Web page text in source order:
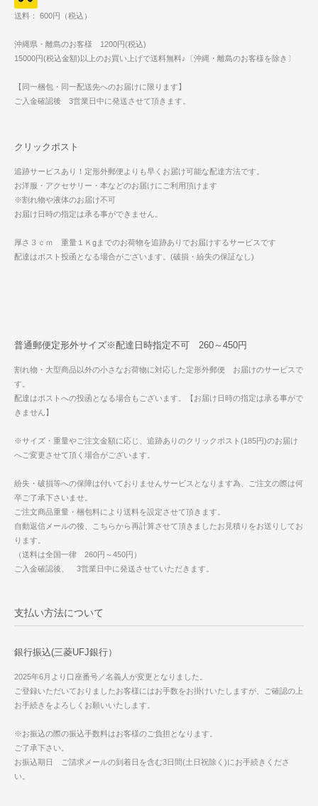
送料： 600円（税込）
沖縄県・離島のお客様 1200円(税込)
15000円(税込金額)以上のお買い上げで送料無料♪〔沖縄・離島のお客様を除き〕
【同一梱包・同一配送先へのお届けに限ります】
ご入金確認後 3営業日中に発送させて頂きます。
クリックポスト
追跡サービスあり！定形外郵便よりも早くお届け可能な配達方法です。
お洋服・アクセサリー・本などのお届けにご利用頂けます
※割れ物や液体のお届け不可
お届け日時の指定は承る事ができません。
厚さ３ｃｍ 重量１Ｋgまでのお荷物を追跡ありでお届けするサービスです
配達はポスト投函となる場合がございます。(破損・紛失の保証なし)
普通郵便定形外サイズ※配達日時指定不可 260～450円
割れ物・大型商品以外の小さなお荷物に対応した定形外郵便 お届けのサービスで
す。
配達はポストへの投函となる場合もございます。【お届け日時の指定は承る事がで
きません】
※サイズ・重量やご注文金額に応じ、追跡ありのクリックポスト(185円)のお届け
へご変更させて頂く場合がございます。
紛失・破損等への保障は付いておりませんサービスとなります為、ご注文の際は何
卒ご了承下さいませ。
ご注文商品重量・梱包料により送料を設定させて頂きます。
自動返信メールの後、こちらから再計算させて頂きましたお見積りをお送りしてお
ります。
（送料は全国一律 260円～450円）
ご入金確認後、 3営業日中に発送させていただきます。
支払い方法について
銀行振込(三菱UFJ銀行）
2025年6月より口座番号／名義人が変更となりました。
ご登録いただいておりましたお客様にはお手数をお掛けいたしますが、ご確認の上
お手続きをよろしくお願いいたします。
※お振込の際の振込手数料はお客様のご負担となります。
ご了承下さい。
お振込期日 ご請求メールの到着日を含む3日間(土日祝除く)にお手続きくださ
い。